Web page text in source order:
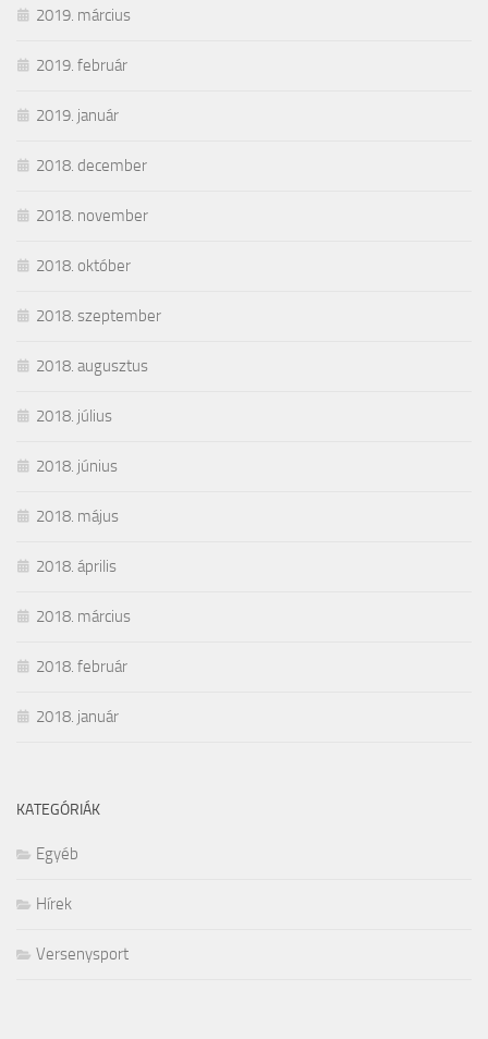
2019. március
2019. február
2019. január
2018. december
2018. november
2018. október
2018. szeptember
2018. augusztus
2018. július
2018. június
2018. május
2018. április
2018. március
2018. február
2018. január
KATEGÓRIÁK
Egyéb
Hírek
Versenysport